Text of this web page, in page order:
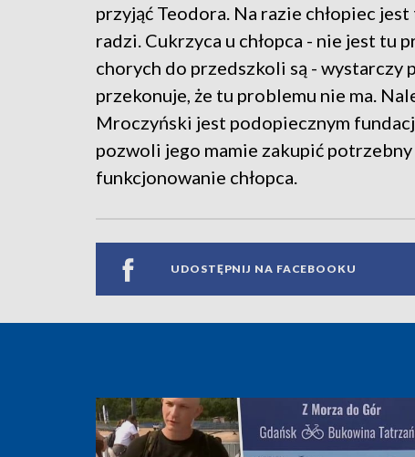
przyjąć Teodora. Na razie chłopiec
radzi. Cukrzyca u chłopca - nie jest tu
chorych do przedszkoli są -
przekonuje, że tu problemu nie ma.
Mroczyński jest podopiecznym
pozwoli jego mamie zakupić
funkcjonowanie chłopca.
UDOSTĘPNIJ NA FACEBOOKU